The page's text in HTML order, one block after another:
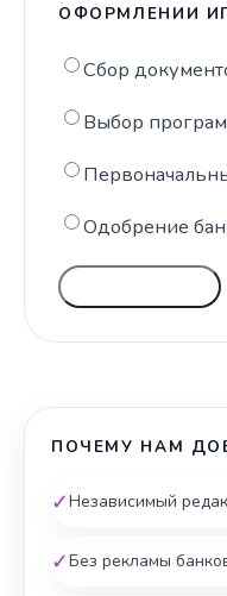
ОФОРМЛЕНИИ
Сбор
Выбор
Одобрение
ПОЧЕМУ НАМ
✓Независимый
✓Без рекламы